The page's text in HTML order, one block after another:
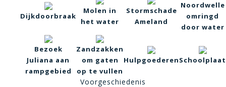
Dijkdoorbraak
Molen in
het water
Stormschade
Ameland
Noordwelle
omringd
door water
Bezoek
Juliana aan
rampgebied
Zandzakken
om gaten
op te vullen
HulpgoederenSchoolplaat
Voorgeschiedenis